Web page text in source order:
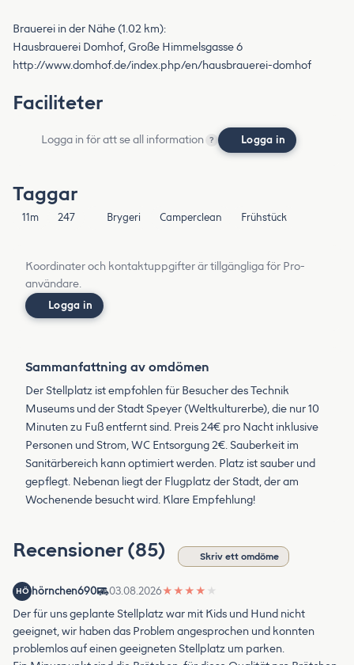
Brauerei in der Nähe (1.02 km):
Hausbrauerei Domhof, Große Himmelsgasse 6
http://www.domhof.de/index.php/en/hausbrauerei-domhof
Faciliteter
Logga in för att se all information ? Logga in
Taggar
11m 247 Brygeri Camperclean Frühstück
Koordinater och kontaktuppgifter är tillgängliga för Pro-
användare.
Logga in
Sammanfattning av omdömen
Der Stellplatz ist empfohlen für Besucher des Technik
Museums und der Stadt Speyer (Weltkulturerbe), die nur 10
Minuten zu Fuß entfernt sind. Preis 24€ pro Nacht inklusive
Personen und Strom, WC Entsorgung 2€. Sauberkeit im
Sanitärbereich kann optimiert werden. Platz ist sauber und
gepflegt. Nebenan liegt der Flugplatz der Stadt, der am
Wochenende besucht wird. Klare Empfehlung!
Recensioner (85) Skriv ett omdöme
HÖ hörnchen690 03.08.2026★ ★ ★ ★ ★
Der für uns geplante Stellplatz war mit Kids und Hund nicht
geeignet, wir haben das Problem angesprochen und konnten
problemlos auf einen geeigneten Stellplatz um parken.